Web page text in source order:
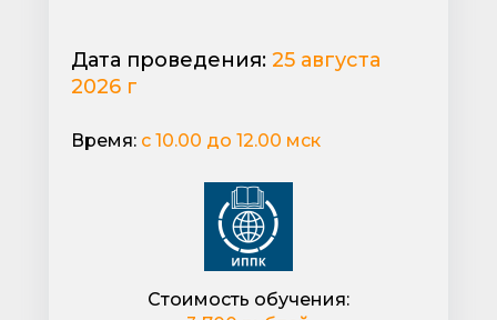
Дата проведения: 25 августа
2026 г
Время: с 10.00 до 12.00 мск
Стоимость обучения: